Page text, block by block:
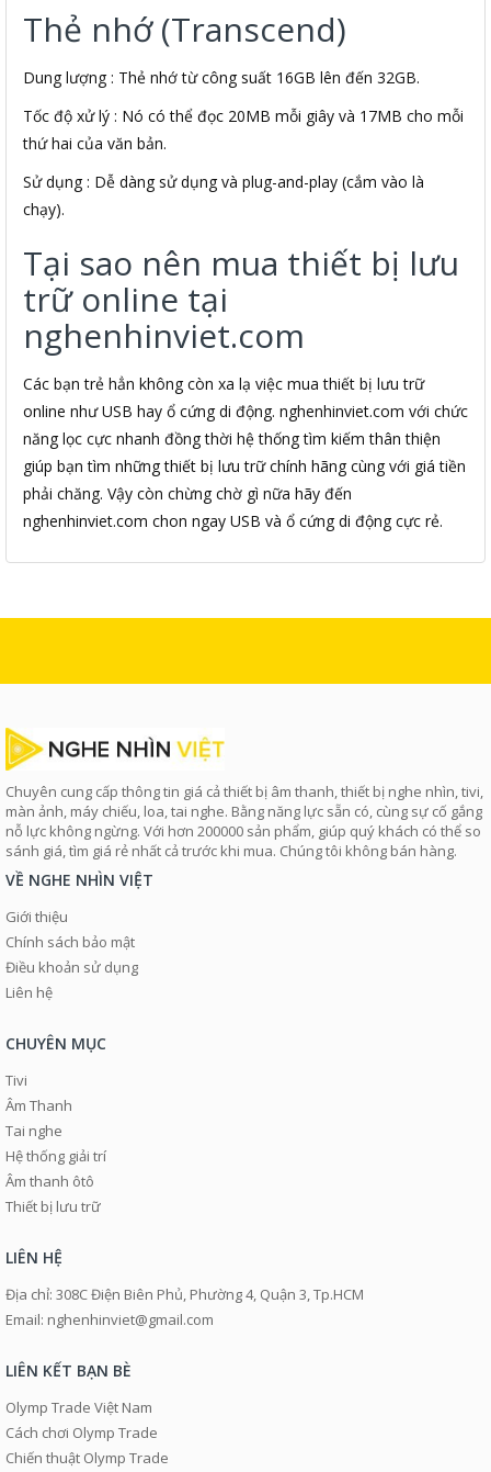
Thẻ nhớ (Transcend)
Dung lượng : Thẻ nhớ từ công suất 16GB lên đến 32GB.
Tốc độ xử lý : Nó có thể đọc 20MB mỗi giây và 17MB cho mỗi
thứ hai của văn bản.
Sử dụng : Dễ dàng sử dụng và plug-and-play (cắm vào là
chạy).
Tại sao nên mua thiết bị lưu
trữ online tại
nghenhinviet.com
Các bạn trẻ hẳn không còn xa lạ việc mua thiết bị lưu trữ
online như USB hay ổ cứng di động. nghenhinviet.com với chức
năng lọc cực nhanh đồng thời hệ thống tìm kiếm thân thiện
giúp bạn tìm những thiết bị lưu trữ chính hãng cùng với giá tiền
phải chăng. Vậy còn chừng chờ gì nữa hãy đến
nghenhinviet.com chon ngay USB và ổ cứng di động cực rẻ.
Chuyên cung cấp thông tin giá cả thiết bị âm thanh, thiết bị nghe nhìn, tivi,
màn ảnh, máy chiếu, loa, tai nghe. Bằng năng lực sẵn có, cùng sự cố gắng
nỗ lực không ngừng. Với hơn 200000 sản phẩm, giúp quý khách có thể so
sánh giá, tìm giá rẻ nhất cả trước khi mua. Chúng tôi không bán hàng.
VỀ NGHE NHÌN VIỆT
Giới thiệu
Chính sách bảo mật
Điều khoản sử dụng
Liên hệ
CHUYÊN MỤC
Tivi
Âm Thanh
Tai nghe
Hệ thống giải trí
Âm thanh ôtô
Thiết bị lưu trữ
LIÊN HỆ
Địa chỉ: 308C Điện Biên Phủ, Phường 4, Quận 3, Tp.HCM
Email: nghenhinviet@gmail.com
LIÊN KẾT BẠN BÈ
Olymp Trade Việt Nam
Cách chơi Olymp Trade
Chiến thuật Olymp Trade